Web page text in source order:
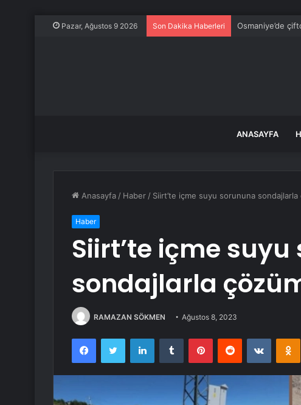
Pazar, Ağustos 9 2026 Son Dakika Haberleri Osmaniye’de
ANASAYFA
Anasayfa / Haber / Siirt’te içme suyu sorununa sondajlarla
Haber
Siirt’te içme
sondajlarla
RAMAZAN SÖKMEN Ağustos 8, 2023
FacebookTwitter LinkedInTumblr PinterestReddit